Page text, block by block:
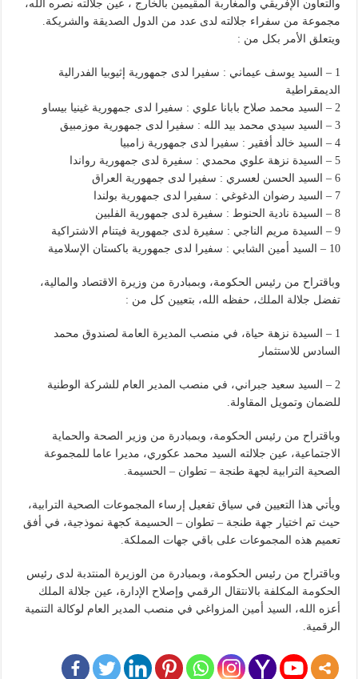
والتعاون الإفريقي والمغاربة المقيمين بالخارج ، عين جلالته نصره الله،
مجموعة من سفراء جلالته لدى عدد من الدول الصديقة والشريكة.
ويتعلق الأمر بكل من :
1 – السيد يوسف عيماني : سفيرا لدى جمهورية إثيوبيا الفدرالية
الديمقراطية
2 – السيد محمد صلاح بابانا علوي : سفيرا لدى جمهورية غينيا بيساو
3 – السيد سيدي محمد بيد الله : سفيرا لدى جمهورية موزمبيق
4 – السيد خالد أفقير : سفيرا لدى جمهورية زامبيا
5 – السيدة نزهة علوي محمدي : سفيرة لدى جمهورية رواندا
6 – السيد الحسن لعسري : سفيرا لدى جمهورية العراق
7 – السيد رضوان الدغوغي : سفيرا لدى جمهورية بولندا
8 – السيدة نادية الحنوط : سفيرة لدى جمهورية الفلبين
9 – السيدة مريم الناجي : سفيرة لدى جمهورية فيتنام الاشتراكية
10 – السيد أمين الشابي : سفيرا لدى جمهورية باكستان الإسلامية
وباقتراح من رئيس الحكومة، وبمبادرة من وزيرة الاقتصاد والمالية،
تفضل جلالة الملك، حفظه الله، بتعيين كل من :
1 – السيدة نزهة حياة، في منصب المديرة العامة لصندوق محمد
السادس للاستثمار
2 – السيد سعيد جبراني، في منصب المدير العام للشركة الوطنية
للضمان وتمويل المقاولة.
وباقتراح من رئيس الحكومة، وبمبادرة من وزير الصحة والحماية
الاجتماعية، عين جلالته السيد محمد عكوري، مديرا عاما للمجموعة
الصحية الترابية لجهة طنجة – تطوان – الحسيمة.
ويأتي هذا التعيين في سياق تفعيل إرساء المجموعات الصحية الترابية،
حيث تم اختيار جهة طنجة – تطوان – الحسيمة كجهة نموذجية، في أفق
تعميم هذه المجموعات على باقي جهات المملكة.
وباقتراح من رئيس الحكومة، وبمبادرة من الوزيرة المنتدبة لدى رئيس
الحكومة المكلفة بالانتقال الرقمي وإصلاح الإدارة، عين جلالة الملك
أعزه الله، السيد أمين المزواغي في منصب المدير العام لوكالة التنمية
الرقمية.